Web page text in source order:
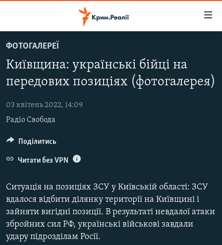
до
основного
матеріалу
Перейти
до
навігації
Перейти
пошуку
ВОДА.КРИМ
ВІДЕО ТА ФОТО
ПОЛІТИКА
БЛОГИ
ПОГЛЯД
ІНТЕРВ'Ю
СПЕЦПРОЕКТИ
ДЕПОРТАЦІЯ
ВІДЕОУРОКИ «ELIFBE»
ЯК ОБІЙТИ БЛОКУВАННЯ
Русский
ФОТОГАЛЕРЕЇ
Київщина: українські бійці на
передових позиціях (фотогалерея)
03 квітень 2022, 14:09
Радіо Свобода
Ситуація на позиціях ЗСУ у Київській області: ЗСУ
вдалося відбити ділянку території на Київщині і
зайняти вигідні позиції. В результаті невдалої атаки
збройних сил РФ, українські військові завдали
удару підрозділам Росії.
Поділитись
Читати без VPN